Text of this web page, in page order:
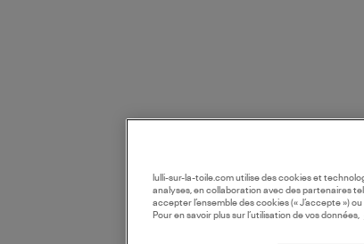
lulli-sur-la-toile.com utilise des cookies et
analyses, en collaboration avec des partenaires
accepter l’ensemble des cookies (« J’accepte »)
Pour en savoir plus sur l’utilisation de vos données,